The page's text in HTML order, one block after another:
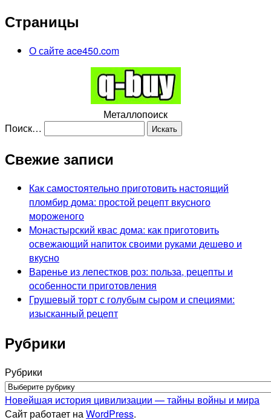
Страницы
О сайте ace450.com
Металлопоиск
Поиск…
Свежие записи
Как самостоятельно приготовить настоящий
пломбир дома: простой рецепт вкусного
мороженого
Монастырский квас дома: как приготовить
освежающий напиток своими руками дешево и
вкусно
Варенье из лепестков роз: польза, рецепты и
особенности приготовления
Грушевый торт с голубым сыром и специями:
изысканный рецепт
Рубрики
Рубрики
Новейшая история цивилизации — тайны войны и мира
Сайт работает наWordPress.